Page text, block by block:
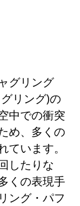
グリング
リング)の
中での衝突
め、多くの
います。
したりな
くの表現手
ング・パフ